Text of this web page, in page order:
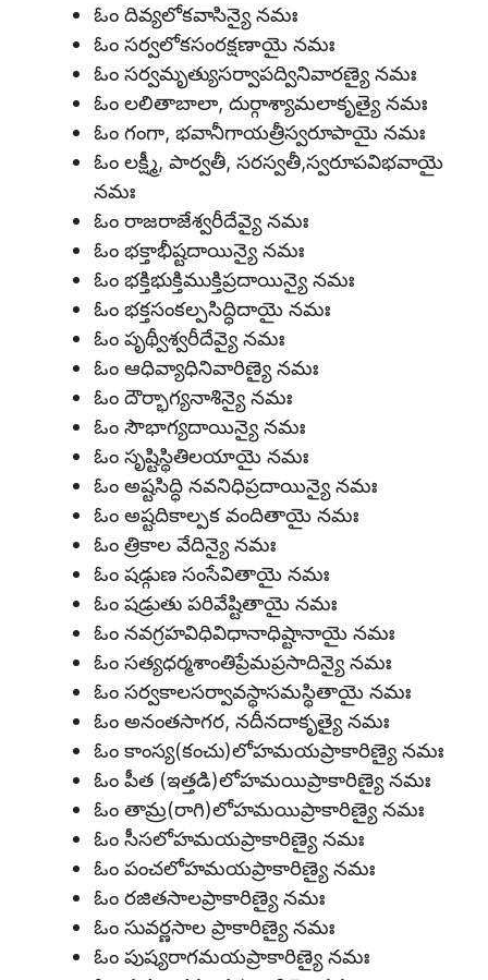
ఓం దివ్యలోకవాసిన్యై నమః
ఓం సర్వలోకసంరక్షణాయై నమః
ఓం సర్వమృత్యుసర్వాపద్వినివారణ్యై నమః
ఓం లలితాబాలా, దుర్గాశ్యామలాకృత్యై నమః
ఓం గంగా, భవానీగాయత్రీస్వరూపాయై నమః
ఓం లక్ష్మీ, పార్వతీ, సరస్వతీ,స్వరూపవిభవాయై
నమః
ఓం రాజరాజేశ్వరీదేవ్యై నమః
ఓం భక్తాభీష్టదాయిన్యై నమః
ఓం భక్తిభుక్తిముక్తిప్రదాయిన్యై నమః
ఓం భక్తసంకల్పసిద్ధిదాయై నమః
ఓం పృథ్వీశ్వరీదేవ్యై నమః
ఓం ఆధివ్యాధినివారిణ్యై నమః
ఓం దౌర్భాగ్యనాశిన్యై నమః
ఓం సౌభాగ్యదాయిన్యై నమః
ఓం సృష్టిస్థితిలయాయై నమః
ఓం అష్టసిద్ధి నవనిధిప్రదాయిన్యై నమః
ఓం అష్టదికాల్పక వందితాయై నమః
ఓం త్రికాల వేదిన్యై నమః
ఓం షడ్గుణ సంసేవితాయై నమః
ఓం షడ్రుతు పరివేష్టితాయై నమః
ఓం నవగ్రహవిధివిధానాధిష్టానాయై నమః
ఓం సత్యధర్మశాంతిప్రేమప్రసాదిన్యై నమః
ఓం సర్వకాలసర్వావస్థాసమస్థితాయై నమః
ఓం అనంతసాగర, నదీనదాకృత్యై నమః
ఓం కాంస్య(కంచు)లోహమయప్రాకారిణ్యై నమః
ఓం పీత (ఇత్తడి)లోహమయిప్రాకారిణ్యై నమః
ఓం తామ్ర(రాగి)లోహమయిప్రాకారిణ్యై నమః
ఓం సీసలోహమయప్రాకారిణ్యై నమః
ఓం పంచలోహమయప్రాకారిణ్యై నమః
ఓం రజితసాలప్రాకారిణ్యై నమః
ఓం సువర్ణసాల ప్రాకారిణ్యై నమః
ఓం పుష్యరాగమయప్రాకారిణ్యై నమః